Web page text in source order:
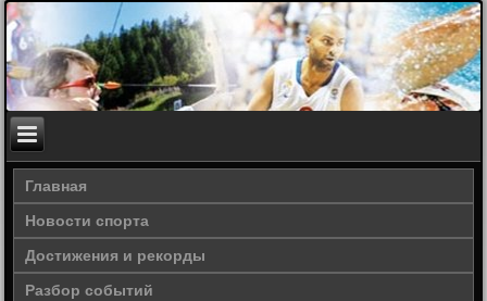
Главная
Новости спорта
Достижения и рекорды
Разбор событий